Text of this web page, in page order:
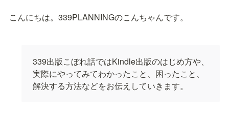
こんにちは。339PLANNINGのこんちゃんです。
339出版こぼれ話ではKindle出版のはじめ方や、
実際にやってみてわかったこと、困ったこと、
解決する方法などをお伝えしていきます。